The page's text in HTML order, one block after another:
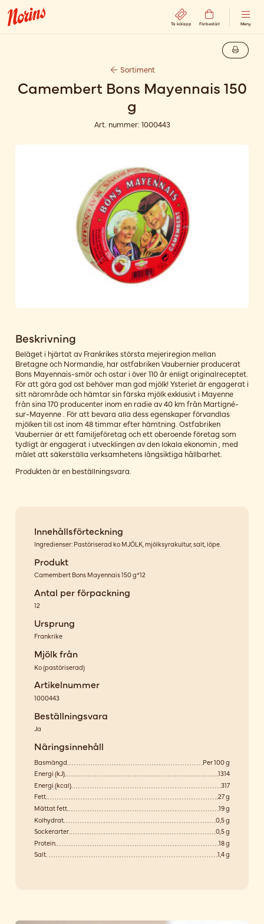
Ta kölapp Förbeställ Meny
Sortiment
Camembert Bons Mayennais 150
g
Art. nummer: 1000443
Beskrivning
Beläget i hjärtat av Frankrikes största mejeriregion mellan
Bretagne och Normandie, har ostfabriken Vaubernier producerat
Bons Mayennais-smör och ostar i över 110 år enligt originalreceptet.
För att göra god ost behöver man god mjölk! Ysteriet är engagerat i
sitt närområde och hämtar sin färska mjölk exklusivt i Mayenne
från sina 170 producenter inom en radie av 40 km från Martigné-
sur-Mayenne . För att bevara alla dess egenskaper förvandlas
mjölken till ost inom 48 timmar efter hämtning. Ostfabriken
Vaubernier är ett familjeföretag och ett oberoende företag som
tydligt är engagerat i utvecklingen av den lokala ekonomin , med
målet att säkerställa verksamhetens långsiktiga hållbarhet.
Produkten är en beställningsvara.
Innehållsförteckning
Ingredienser: Pastöriserad ko MJÖLK, mjölksyrakultur, salt, löpe.
Produkt
Camembert Bons Mayennais 150 g*12
Antal per förpackning
12
Ursprung
Frankrike
Mjölk från
Ko(pastöriserad)
Artikelnummer
1000443
Beställningsvara
Ja
Näringsinnehåll
Basmängd
Per 100 g
Energi (kJ)
1314
Energi (kcal)
317
Fett
27 g
Mättat fett
19 g
Kolhydrat
0,5 g
Sockerarter
0,5 g
Protein
18 g
Salt
1,4 g